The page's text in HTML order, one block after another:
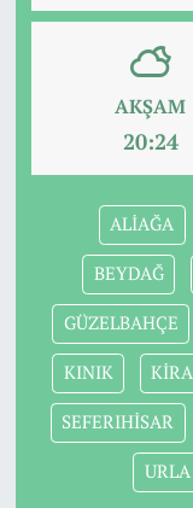
AKŞAM
20:24
ALİAĞA
BEYDAĞ
GÜZELBAHÇE
KINIK
SEFERIHİSAR
URLA